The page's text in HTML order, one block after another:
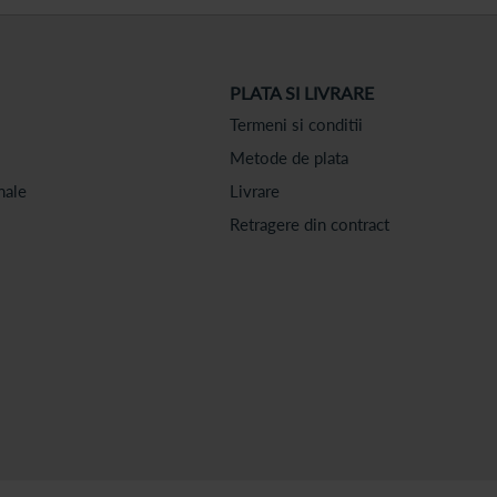
PLATA SI LIVRARE
Termeni si conditii
Metode de plata
Livrare
Retragere din contract